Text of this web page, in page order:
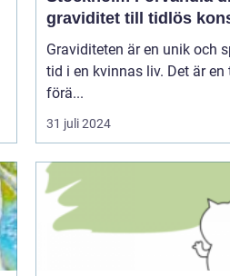
graviditet till tidlös
Graviditeten är en unik och
tid i en kvinnas liv. Det är en
förä...
31 juli 2024